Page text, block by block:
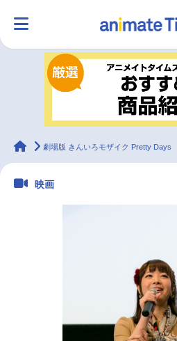
ランキング
ラジオ
animateTimes
劇場版 きんいろモザイク Pretty Days
映画